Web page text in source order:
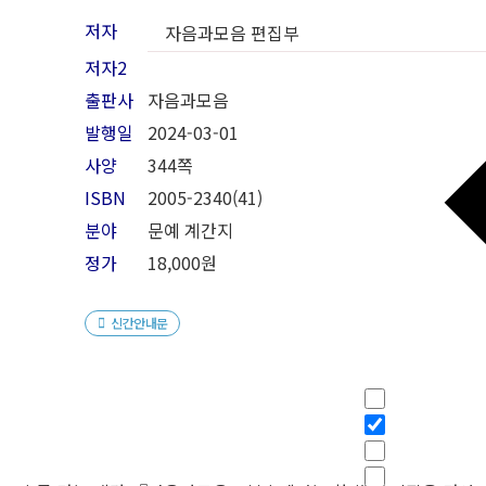
저자
자음과모음 편집부
저자2
출판사 자음과모음
발행일
2024-03-01
사양
344쪽
ISBN
2005-2340(41)
분야
문예 계간지
정가
18,000원
신간안내문